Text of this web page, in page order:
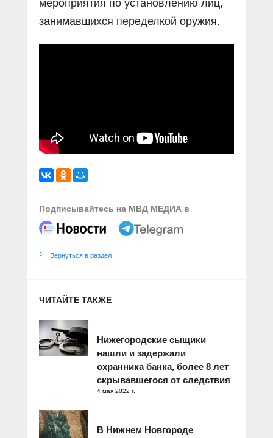
мероприятия по установлению лиц,
занимавшихся переделкой оружия.
Подписывайтесь на МВД МЕДИА в
Вернуться в раздел
ЧИТАЙТЕ ТАКЖЕ
Нижегородские сыщики
нашли и задержали
охранника банка, более 8 лет
скрывавшегося от следствия
4 мая 2022 г.
В Нижнем Новгороде